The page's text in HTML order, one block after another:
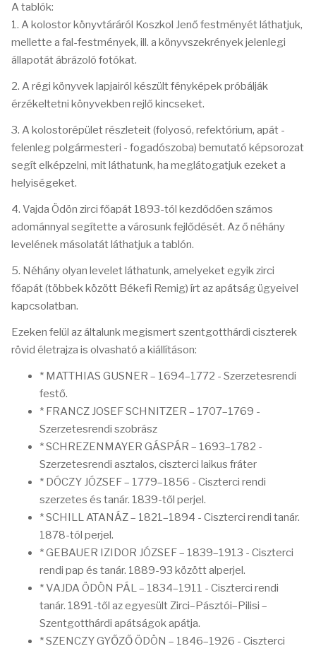
A tablók:
1. A kolostor könyvtáráról Koszkol Jenő festményét láthatjuk,
mellette a fal-festmények, ill. a könyvszekrények jelenlegi
állapotát ábrázoló fotókat.
2. A régi könyvek lapjairól készült fényképek próbálják
érzékeltetni könyvekben rejlő kincseket.
3. A kolostorépület részleteit (folyosó, refektórium, apát -
felenleg polgármesteri - fogadószoba) bemutató képsorozat
segít elképzelni, mit láthatunk, ha meglátogatjuk ezeket a
helyiségeket.
4. Vajda Ödön zirci főapát 1893-tól kezdődően számos
adománnyal segítette a városunk fejlődését. Az ő néhány
levelének másolatát láthatjuk a tablón.
5. Néhány olyan levelet láthatunk, amelyeket egyik zirci
főapát (többek között Békefi Remig) írt az apátság ügyeivel
kapcsolatban.
Ezeken felül az általunk megismert szentgotthárdi ciszterek
rövid életrajza is olvasható a kiállításon:
* MATTHIAS GUSNER – 1694–1772 - Szerzetesrendi
festő.
* FRANCZ JOSEF SCHNITZER – 1707–1769 -
Szerzetesrendi szobrász
* SCHREZENMAYER GÁSPÁR – 1693–1782 -
Szerzetesrendi asztalos, ciszterci laikus fráter
* DÓCZY JÓZSEF – 1779–1856 - Ciszterci rendi
szerzetes és tanár. 1839-től perjel.
* SCHILL ATANÁZ – 1821–1894 - Ciszterci rendi tanár.
1878-tól perjel.
* GEBAUER IZIDOR JÓZSEF – 1839–1913 - Ciszterci
rendi pap és tanár. 1889-93 között alperjel.
* VAJDA ÖDÖN PÁL – 1834–1911 - Ciszterci rendi
tanár. 1891-től az egyesült Zirci–Pásztói–Pilisi –
Szentgotthárdi apátságok apátja.
* SZENCZY GYŐZŐ ÖDÖN – 1846–1926 - Ciszterci